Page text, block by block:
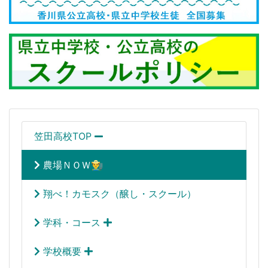
笠田高校TOP
農場ＮＯＷ👨‍🌾
翔べ！カモスク（醸し・スクール）
学科・コース
学校概要